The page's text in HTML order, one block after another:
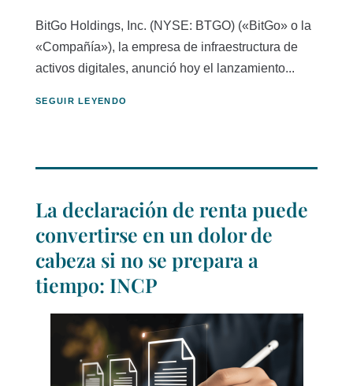
BitGo Holdings, Inc. (NYSE: BTGO) («BitGo» o la
«Compañía»), la empresa de infraestructura de
activos digitales, anunció hoy el lanzamiento...
SEGUIR LEYENDO
La declaración de renta puede
convertirse en un dolor de
cabeza si no se prepara a
tiempo: INCP